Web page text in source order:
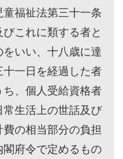
福祉法第三十一条
これに類する者と
いい、十八歳に達
一日を経過した者
、個人受給資格者
生活上の世話及び
の相当部分の負担
府令で定めるもの